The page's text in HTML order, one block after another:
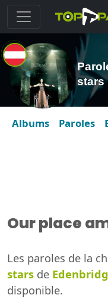
stars
Albums Paroles
Our place
Les paroles de la
stars de
disponible.